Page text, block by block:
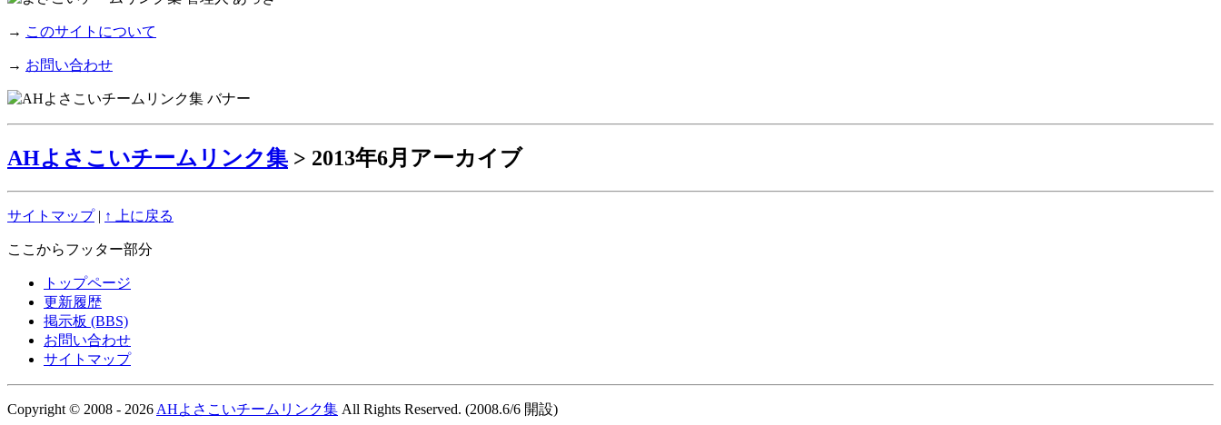
→ このサイトについて
→ お問い合わせ
AHよさこいチームリンク集 > 2013年6月アーカイブ
サイトマップ| ↑ 上に戻る
ここからフッター部分
トップページ
更新履歴
掲示板 (BBS)
お問い合わせ
サイトマップ
Copyright © 2008 - 2026 AHよさこいチームリンク集 All Rights Reserved. (2008.6/6 開設)